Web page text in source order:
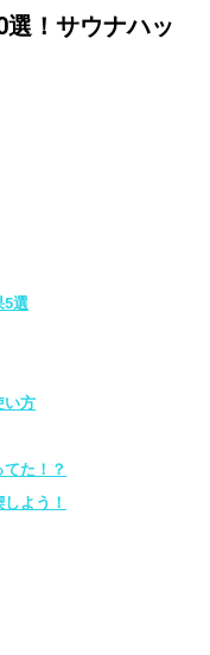
！サウナハッ
5選
い方
た！？
よう！